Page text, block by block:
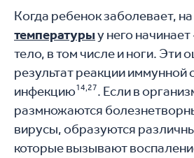
Когда ребенок заболевает,
температурыу него
тело, в том числе и ноги.
результат реакции иммунной
инфекцию14,27. Если в
размножаются
вирусы, образуются
которые вызывают